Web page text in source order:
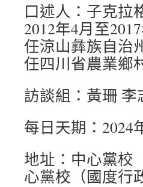
口述人：子克拉
2012年4月至
任涼山彝族自治
任四川省農業鄉
訪談組：黃珊
每日天期：2024
地址：中心黨校
心黨校（國度行